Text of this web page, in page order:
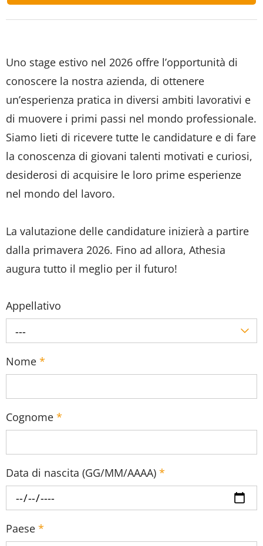
Uno stage estivo nel 2026 offre l’opportunità di
conoscere la nostra azienda, di ottenere
un’esperienza pratica in diversi ambiti lavorativi e
di muovere i primi passi nel mondo professionale.
Siamo lieti di ricevere tutte le candidature e di fare
la conoscenza di giovani talenti motivati e curiosi,
desiderosi di acquisire le loro prime esperienze
nel mondo del lavoro.
La valutazione delle candidature inizierà a partire
dalla primavera 2026. Fino ad allora, Athesia
augura tutto il meglio per il futuro!
Appellativo
---
Nome *
Cognome *
Data di nascita (GG/MM/AAAA) *
Paese *